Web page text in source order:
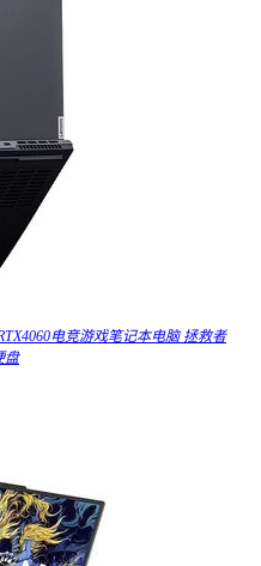
电竞游戏笔记本电脑 拯救者
盘